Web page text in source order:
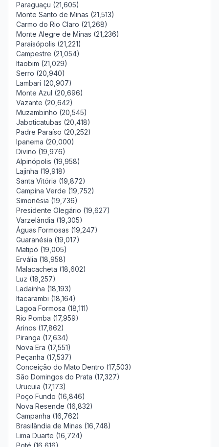
Paraguaçu (21,605)
Monte Santo de Minas (21,513)
Carmo do Rio Claro (21,268)
Monte Alegre de Minas (21,236)
Paraisópolis (21,221)
Campestre (21,054)
Itaobim (21,029)
Serro (20,940)
Lambari (20,907)
Monte Azul (20,696)
Vazante (20,642)
Muzambinho (20,545)
Jaboticatubas (20,418)
Padre Paraíso (20,252)
Ipanema (20,000)
Divino (19,976)
Alpinópolis (19,958)
Lajinha (19,918)
Santa Vitória (19,872)
Campina Verde (19,752)
Simonésia (19,736)
Presidente Olegário (19,627)
Varzelândia (19,305)
Águas Formosas (19,247)
Guaranésia (19,017)
Matipó (19,005)
Ervália (18,958)
Malacacheta (18,602)
Luz (18,257)
Ladainha (18,193)
Itacarambi (18,164)
Lagoa Formosa (18,111)
Rio Pomba (17,959)
Arinos (17,862)
Piranga (17,634)
Nova Era (17,551)
Peçanha (17,537)
Conceição do Mato Dentro (17,503)
São Domingos do Prata (17,327)
Urucuia (17,173)
Poço Fundo (16,846)
Nova Resende (16,832)
Campanha (16,762)
Brasilândia de Minas (16,748)
Lima Duarte (16,724)
Poté (16,616)